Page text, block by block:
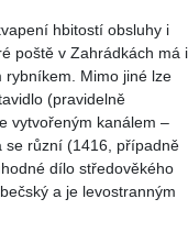
hbitostí obsluhy i
poště v Zahrádkách má i
rybníkem. Mimo jiné lze
(pravidelně
vytvořeným kanálem –
se různí (1416, případně
dílo středověkého
a je levostranným